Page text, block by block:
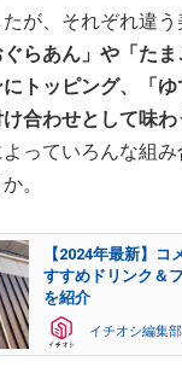
が、それぞれ違
ぐらあん」や「た
トッピング、「
合わせとして味
っていろんな組
。
【2024年最新】コ
すすめドリンク＆
を紹介
イチオシ編集部